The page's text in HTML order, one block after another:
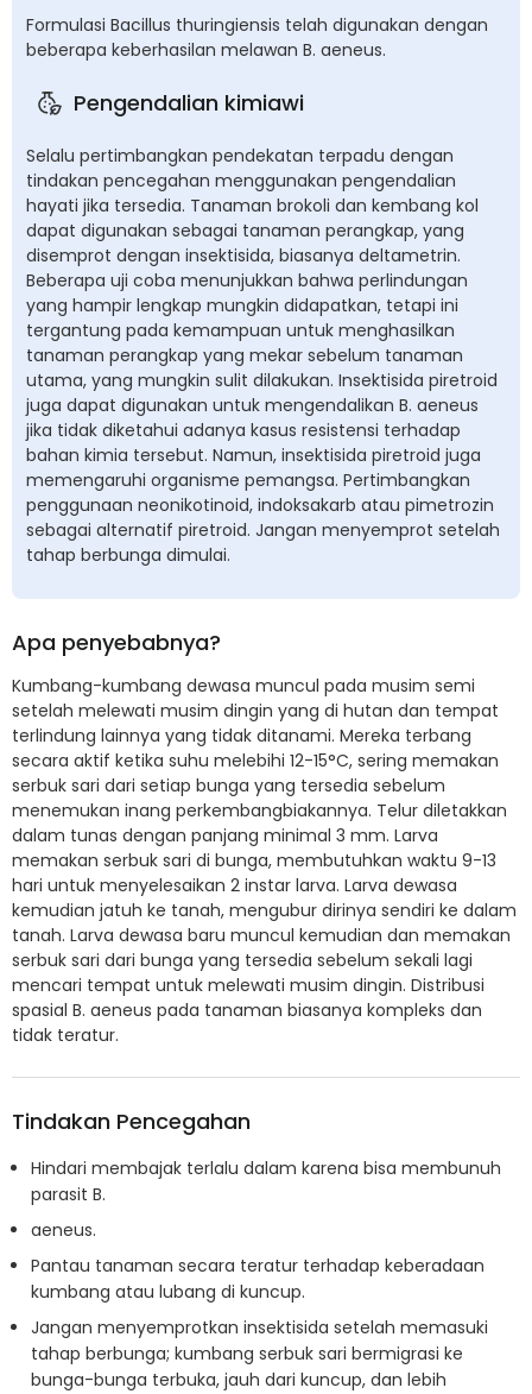
Formulasi Bacillus thuringiensis telah digunakan dengan
beberapa keberhasilan melawan B. aeneus.
Pengendalian kimiawi
Selalu pertimbangkan pendekatan terpadu dengan
tindakan pencegahan menggunakan pengendalian
hayati jika tersedia. Tanaman brokoli dan kembang kol
dapat digunakan sebagai tanaman perangkap, yang
disemprot dengan insektisida, biasanya deltametrin.
Beberapa uji coba menunjukkan bahwa perlindungan
yang hampir lengkap mungkin didapatkan, tetapi ini
tergantung pada kemampuan untuk menghasilkan
tanaman perangkap yang mekar sebelum tanaman
utama, yang mungkin sulit dilakukan. Insektisida piretroid
juga dapat digunakan untuk mengendalikan B. aeneus
jika tidak diketahui adanya kasus resistensi terhadap
bahan kimia tersebut. Namun, insektisida piretroid juga
memengaruhi organisme pemangsa. Pertimbangkan
penggunaan neonikotinoid, indoksakarb atau pimetrozin
sebagai alternatif piretroid. Jangan menyemprot setelah
tahap berbunga dimulai.
Apa penyebabnya?
Kumbang-kumbang dewasa muncul pada musim semi
setelah melewati musim dingin yang di hutan dan tempat
terlindung lainnya yang tidak ditanami. Mereka terbang
secara aktif ketika suhu melebihi 12-15°C, sering memakan
serbuk sari dari setiap bunga yang tersedia sebelum
menemukan inang perkembangbiakannya. Telur diletakkan
dalam tunas dengan panjang minimal 3 mm. Larva
memakan serbuk sari di bunga, membutuhkan waktu 9-13
hari untuk menyelesaikan 2 instar larva. Larva dewasa
kemudian jatuh ke tanah, mengubur dirinya sendiri ke dalam
tanah. Larva dewasa baru muncul kemudian dan memakan
serbuk sari dari bunga yang tersedia sebelum sekali lagi
mencari tempat untuk melewati musim dingin. Distribusi
spasial B. aeneus pada tanaman biasanya kompleks dan
tidak teratur.
Tindakan Pencegahan
Hindari membajak terlalu dalam karena bisa membunuh
parasit B.
aeneus.
Pantau tanaman secara teratur terhadap keberadaan
kumbang atau lubang di kuncup.
Jangan menyemprotkan insektisida setelah memasuki
tahap berbunga; kumbang serbuk sari bermigrasi ke
bunga-bunga terbuka, jauh dari kuncup, dan lebih